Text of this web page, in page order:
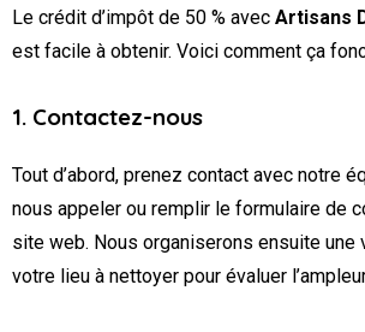
Le crédit d’impôt de 50 % avec Artisans
est facile à obtenir. Voici comment ça
1. Contactez-nous
Tout d’abord, prenez contact avec notre
nous appeler ou remplir le formulaire de
site web. Nous organiserons ensuite une
votre lieu à nettoyer pour évaluer